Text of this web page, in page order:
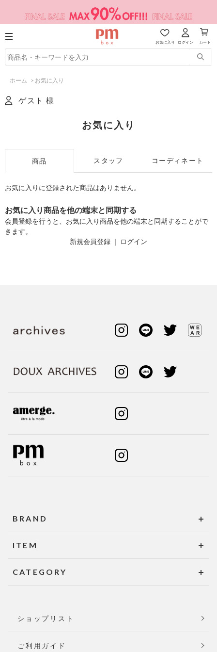
お気に入り ログイン カート
ホーム > お気に入り
ゲスト 様
お気に入り
商品 スタッフ コーディネート
お気に入りに登録された商品はありません。
お気に入り商品を他の端末と同期する
会員登録を行うと、お気に入り商品を他の端末と同期することがで
きます。
新規会員登録 ｜ ログイン
BRAND
ITEM
CATEGORY
ショップリスト
ご利用ガイド